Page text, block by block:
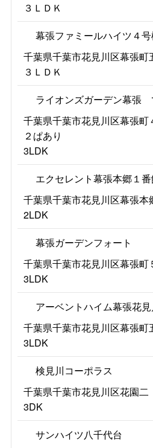
３ＬＤＫ
幕張ファミールハイツ４
千葉県千葉市花見川区幕張町
３ＬＤＫ
ライオンズガーデン幕張
千葉県千葉市花見川区幕張町
２ぱあり
3LDK
エクセレント幕張本郷１
千葉県千葉市花見川区幕張本
2LDK
幕張ガーデンフォート
千葉県千葉市花見川区幕張町
3LDK
アーベントハイム幕張花見
千葉県千葉市花見川区幕張町
3LDK
検見川コーポラス
千葉県千葉市花見川区花園二
3DK
サンハイツ八千代台